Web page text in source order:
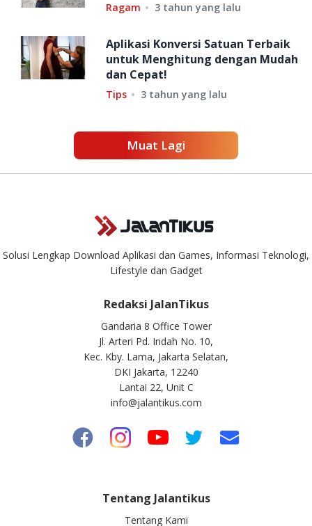
Ragam 3 tahun yang lalu
Aplikasi Konversi Satuan Terbaik
untuk Menghitung dengan Mudah
dan Cepat!
Tips 3 tahun yang lalu
Muat Lagi
Solusi Lengkap Download Aplikasi dan Games, Informasi Teknologi,
Lifestyle dan Gadget
Redaksi JalanTikus
Gandaria 8 Office Tower
Jl. Arteri Pd. Indah No. 10,
Kec. Kby. Lama, Jakarta Selatan,
DKI Jakarta, 12240
Lantai 22, Unit C
info@jalantikus.com
Tentang Jalantikus
Tentang Kami